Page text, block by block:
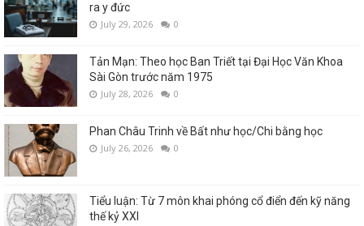
ra y đức
July 29, 2026 0
Tản Mạn: Theo học Ban Triết tại Đại Học Văn Khoa
Sài Gòn trước năm 1975
July 28, 2026 0
Phan Châu Trinh về Bất như học/Chi bằng học
July 26, 2026 0
Tiểu luận: Từ 7 môn khai phóng cổ điển đến kỹ năng
thế kỷ XXI